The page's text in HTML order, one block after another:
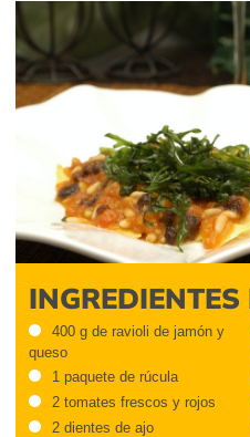
400 g de ravioli de jamón y
queso
1 paquete de rúcula
2 tomates frescos y rojos
2 dientes de ajo